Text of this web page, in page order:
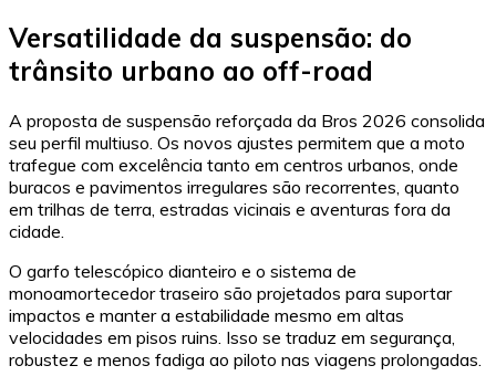
Versatilidade da suspensão: do
trânsito urbano ao off-road
A proposta de suspensão reforçada da Bros 2026 consolida
seu perfil multiuso. Os novos ajustes permitem que a moto
trafegue com excelência tanto em centros urbanos, onde
buracos e pavimentos irregulares são recorrentes, quanto
em trilhas de terra, estradas vicinais e aventuras fora da
cidade.
O garfo telescópico dianteiro e o sistema de
monoamortecedor traseiro são projetados para suportar
impactos e manter a estabilidade mesmo em altas
velocidades em pisos ruins. Isso se traduz em segurança,
robustez e menos fadiga ao piloto nas viagens prolongadas.